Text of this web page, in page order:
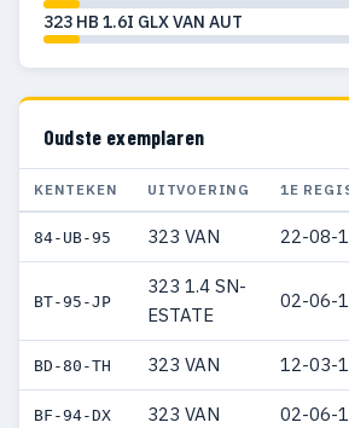
323 HB 1.6I GLX VAN AUT
Oudste exemplaren
KENTEKEN UITVOERING 1E
84-UB-95 323 VAN 22-08-
BT-95-JP
323 1.4 SN-
ESTATE
02-06-
BD-80-TH 323 VAN 12-03-
BF-94-DX 323 VAN 02-06-